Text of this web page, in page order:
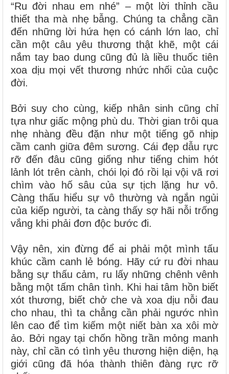
“Ru đời nhau em nhé” – một lời thỉnh cầu
thiết tha mà nhẹ bẫng. Chúng ta chẳng cần
đến những lời hứa hẹn có cánh lớn lao, chỉ
cần một câu yêu thương thật khẽ, một cái
nắm tay bao dung cũng đủ là liều thuốc tiên
xoa dịu mọi vết thương nhức nhối của cuộc
đời.
Bởi suy cho cùng, kiếp nhân sinh cũng chỉ
tựa như giấc mộng phù du. Thời gian trôi qua
nhẹ nhàng đều đặn như một tiếng gõ nhịp
cầm canh giữa đêm sương. Cái đẹp dẫu rực
rỡ đến đâu cũng giống như tiếng chim hót
lảnh lót trên cành, chói lọi đó rồi lại vội vã rơi
chìm vào hố sâu của sự tịch lặng hư vô.
Càng thấu hiểu sự vô thường và ngắn ngủi
của kiếp người, ta càng thấy sợ hãi nỗi trống
vắng khi phải đơn độc bước đi.
Vậy nên, xin đừng để ai phải một mình tấu
khúc cầm canh lẻ bóng. Hãy cứ ru đời nhau
bằng sự thấu cảm, ru lấy những chênh vênh
bằng một tấm chân tình. Khi hai tâm hồn biết
xót thương, biết chở che và xoa dịu nỗi đau
cho nhau, thì ta chẳng cần phải ngước nhìn
lên cao để tìm kiếm một niết bàn xa xôi mờ
ảo. Bởi ngay tại chốn hồng trần mỏng manh
này, chỉ cần có tình yêu thương hiện diện, hạ
giới cũng đã hóa thành thiên đàng rực rỡ